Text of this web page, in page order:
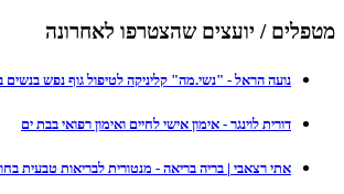
מטפלים / יועצים שהצטרפו לאחרונה
נועה הראל - "נשי.מה" קליניקה לטיפול גוף נפש בנשים
דורית לוינגר - אימון אישי לחיים ואימון רפואי בבת ים
אתי רצאבי | בריה בריאה - מנטורית לבריאות טבעית